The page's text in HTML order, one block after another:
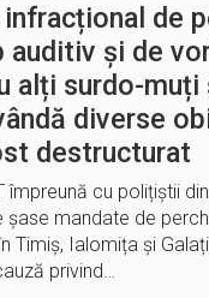
de
auditiv și de
alți surdo-muți
diverse
destructurat
împreună cu polițiștii
șase mandate de
Timiș, Ialomița și
privind…